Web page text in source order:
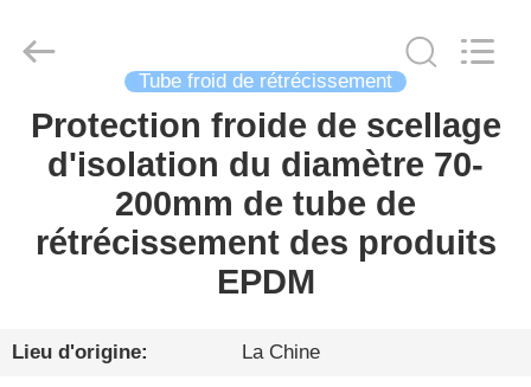
FIL
D'ACIER
FAIBLE
CARBONE
INDUSTRIAL
CO.,
Reserved.
Tube froid de rétrécissement
Protection froide de scellage
d'isolation du diamètre 70-
200mm de tube de
rétrécissement des produits
EPDM
Lieu d'origine: La Chine